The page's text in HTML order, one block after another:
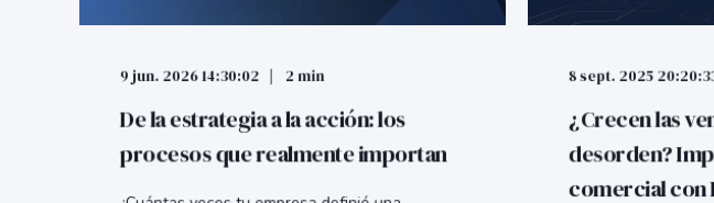
9 jun. 2026 14:30:02 2 min
De la estrategia a la acción: los
procesos que realmente importan
8 sept. 2025
¿Crecen las
desorden?
comercial con